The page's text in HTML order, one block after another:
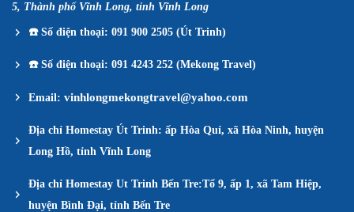
5, Thành phố Vĩnh Long, tỉnh Vĩnh Long
☎️Số điện thoại: 091 900 2505 (Út Trinh)
☎️Số điện thoại: 091 4243 252 (Mekong Travel)
Email: vinhlongmekongtravel@yahoo.com
Địa chỉ Homestay Út Trinh: ấp Hòa Quí, xã Hòa Ninh, huyện
Long Hồ, tỉnh Vĩnh Long
Địa chỉ Homestay Ut Trinh Bến Tre:Tổ 9, ấp 1, xã Tam Hiệp,
huyện Bình Đại, tỉnh Bến Tre